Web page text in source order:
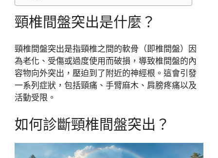
頸椎間盤突出是什麼？
頸椎間盤突出是指頸椎之間的軟骨（即椎間盤）因
為老化、受傷或過度使用而破損，導致椎間盤的內
容物向外突出，壓迫到了附近的神經根。這會引發
一系列症狀，包括頸痛、手臂麻木、肩膀疼痛以及
活動受限。
如何診斷頸椎間盤突出？